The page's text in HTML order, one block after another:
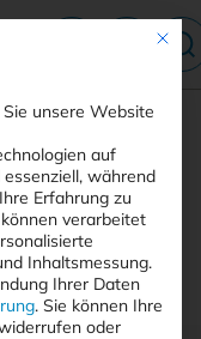
Mit
unsere Website
auf
während
Erfahrung zu
verarbeitet
Inhaltsmessung.
Ihrer Daten
. Sie können Ihre
oder